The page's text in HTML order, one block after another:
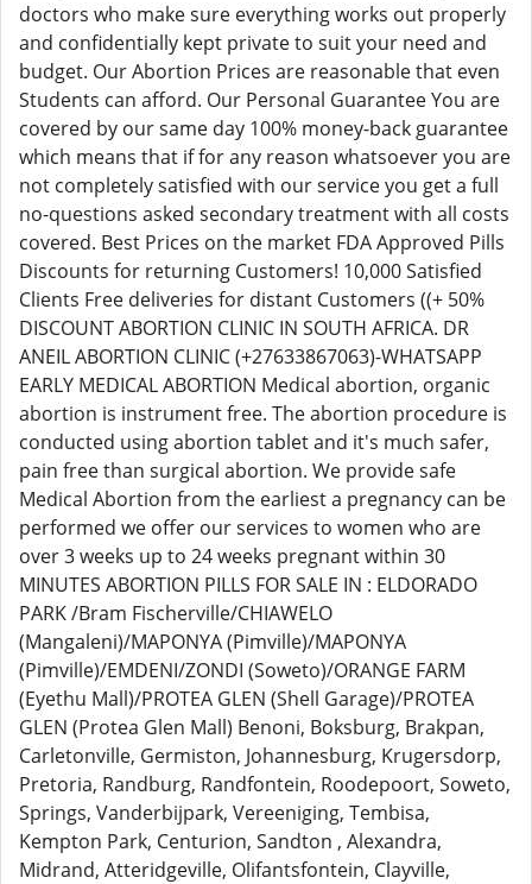
doctors who make sure everything works out properly
and confidentially kept private to suit your need and
budget. Our Abortion Prices are reasonable that even
Students can afford. Our Personal Guarantee You are
covered by our same day 100% money-back guarantee
which means that if for any reason whatsoever you are
not completely satisfied with our service you get a full
no-questions asked secondary treatment with all costs
covered. Best Prices on the market FDA Approved Pills
Discounts for returning Customers! 10,000 Satisfied
Clients Free deliveries for distant Customers ((+ 50%
DISCOUNT ABORTION CLINIC IN SOUTH AFRICA. DR
ANEIL ABORTION CLINIC (+27633867063)-WHATSAPP
EARLY MEDICAL ABORTION Medical abortion, organic
abortion is instrument free. The abortion procedure is
conducted using abortion tablet and it's much safer,
pain free than surgical abortion. We provide safe
Medical Abortion from the earliest a pregnancy can be
performed we offer our services to women who are
over 3 weeks up to 24 weeks pregnant within 30
MINUTES ABORTION PILLS FOR SALE IN : ELDORADO
PARK /Bram Fischerville/CHIAWELO
(Mangaleni)/MAPONYA (Pimville)/MAPONYA
(Pimville)/EMDENI/ZONDI (Soweto)/ORANGE FARM
(Eyethu Mall)/PROTEA GLEN (Shell Garage)/PROTEA
GLEN (Protea Glen Mall) Benoni, Boksburg, Brakpan,
Carletonville, Germiston, Johannesburg, Krugersdorp,
Pretoria, Randburg, Randfontein, Roodepoort, Soweto,
Springs, Vanderbijpark, Vereeniging, Tembisa,
Kempton Park, Centurion, Sandton , Alexandra,
Midrand, Atteridgeville, Olifantsfontein, Clayville,